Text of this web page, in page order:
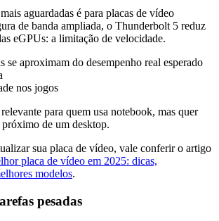
aguardadas é para placas de vídeo
de banda ampliada, o Thunderbolt 5 reduz
eGPUs: a limitação de velocidade.
se aproximam do desempenho real esperado
nos jogos
para quem usa notebook, mas quer
de um desktop.
sua placa de vídeo, vale conferir o artigo
placa de vídeo em 2025: dicas,
modelos.
pesadas